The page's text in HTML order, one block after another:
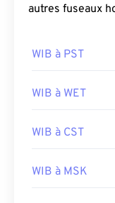
autres fuseaux
WIB à PST
WIB à WET
WIB à CST
WIB à MSK